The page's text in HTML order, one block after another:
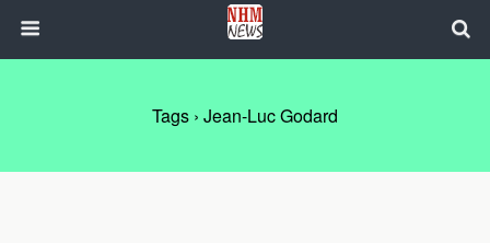
Tags › Jean-Luc Godard